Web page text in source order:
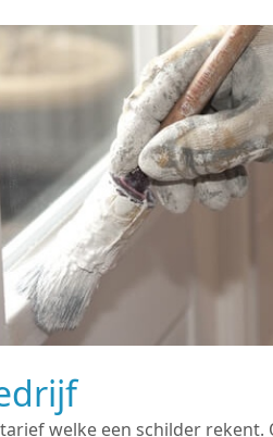
welke een schilder rekent.